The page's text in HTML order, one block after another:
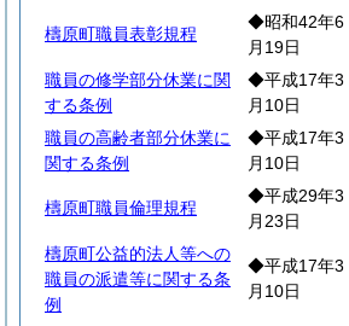
檮原町職員表彰規程
◆昭和42年6
月19日
職員の修学部分休業に関
する条例
◆平成17年3
月10日
職員の高齢者部分休業に
関する条例
◆平成17年3
月10日
檮原町職員倫理規程
◆平成29年3
月23日
檮原町公益的法人等への
職員の派遣等に関する条
例
◆平成17年3
月10日